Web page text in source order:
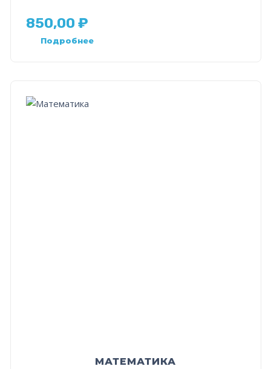
850,00 ₽
Подробнее
МАТЕМАТИКА